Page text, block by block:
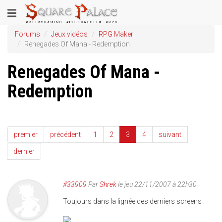
au
contenu
principal
Toggle
navigation
Forums Jeux vidéos
RPG Maker
Renegades Of Mana - Redemption
Renegades Of Mana -
Redemption
premier précédent 1 2 3 4 suivant
dernier
#33909 ParShrekle jeu 22/11/2007 à 22h30
Toujours dans la lignée des derniers screens :